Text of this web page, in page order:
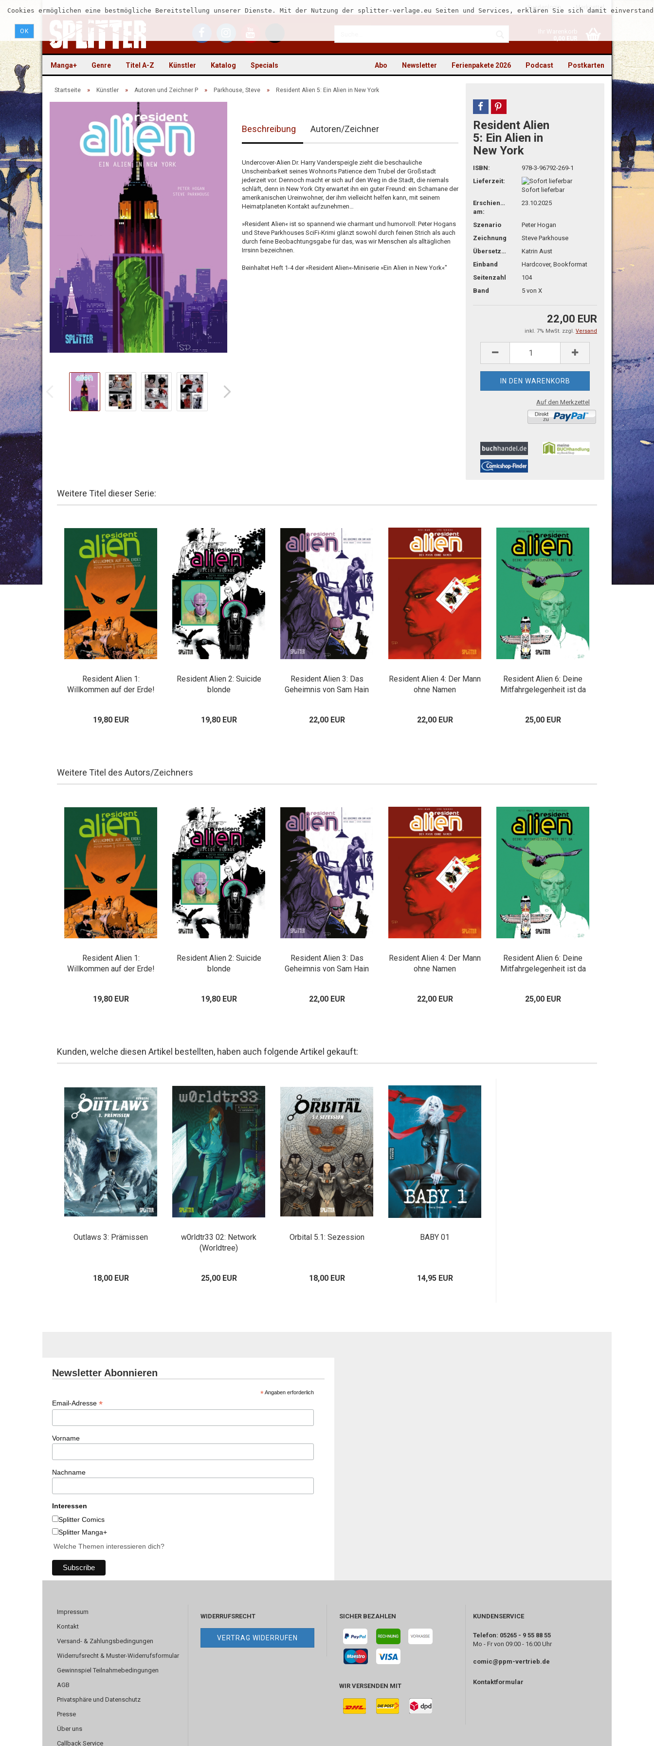
Kundenlogin
Passwort vergessen?
Merkzettel
Ihr Warenkorb
0,00 EUR
Cookies ermöglichen eine bestmögliche Bereitstellung unserer Dienste. Mit der Nutzung der splitter-verlage.eu Seiten und Services, erklären Sie sich damit
OK
Manga+ Genre Titel A-Z Künstler Katalog Specials Postkarten
Podcast
Ferienpakete 2026
Newsletter
Abo
Startseite » Künstler » Autoren und Zeichner P » Parkhouse, Steve » Resident Alien 5: Ein Alien in New York
Beschreibung Autoren/Zeichner
Undercover-Alien Dr. Harry Vanderspeigle zieht die beschauliche
Unscheinbarkeit seines Wohnorts Patience dem Trubel der Großstadt
jederzeit vor. Dennoch macht er sich auf den Weg in die Stadt, die niemals
schläft, denn in New York City erwartet ihn ein guter Freund: ein Schamane der
amerikanischen Ureinwohner, der ihm vielleicht helfen kann, mit seinem
Heimatplaneten Kontakt aufzunehmen…
»Resident Alien« ist so spannend wie charmant und humorvoll: Peter Hogans
und Steve Parkhouses SciFi-Krimi glänzt sowohl durch feinen Strich als auch
durch feine Beobachtungsgabe für das, was wir Menschen als alltäglichen
Irrsinn bezeichnen.
Beinhaltet Heft 1-4 der »Resident Alien«-Miniserie »Ein Alien in New York«"
teilen pin it
Resident Alien
5: Ein Alien in
New York
ISBN:
978-3-96792-269-1
Lieferzeit:
Sofort lieferbar
Erschienen
am:
23.10.2025
Szenario
Peter Hogan
Zeichnung
Steve Parkhouse
Übersetzg.
Katrin Aust
Einband
Hardcover, Bookformat
Seitenzahl
104
Band
5 von X
22,00 EUR
inkl. 7% MwSt. zzgl. Versand
Auf den Merkzettel
Weitere Titel dieser Serie:
Resident Alien 1:
Willkommen auf der Erde!
19,80 EUR
Resident Alien 2: Suicide
blonde
19,80 EUR
Resident Alien 3: Das
Geheimnis von Sam Hain
22,00 EUR
Resident Alien 4: Der Mann
ohne Namen
22,00 EUR
Resident Alien 6: Deine
Mitfahrgelegenheit ist da
25,00 EUR
Weitere Titel des Autors/Zeichners
Resident Alien 1:
Willkommen auf der Erde!
19,80 EUR
Resident Alien 2: Suicide
blonde
19,80 EUR
Resident Alien 3: Das
Geheimnis von Sam Hain
22,00 EUR
Resident Alien 4: Der Mann
ohne Namen
22,00 EUR
Resident Alien 6: Deine
Mitfahrgelegenheit ist da
25,00 EUR
Kunden, welche diesen Artikel bestellten, haben auch folgende Artikel gekauft:
Outlaws 3: Prämissen
18,00 EUR
w0rldtr33 02: Network
(Worldtree)
25,00 EUR
Orbital 5.1: Sezession
18,00 EUR
BABY 01
14,95 EUR
Newsletter Abonnieren
*Angaben erforderlich
Email-Adresse *
Vorname
Nachname
Interessen
Splitter Comics
Splitter Manga+
Welche Themen interessieren dich?
Impressum
Kontakt
Versand- & Zahlungsbedingungen
Widerrufsrecht & Muster-Widerrufsformular
Gewinnspiel Teilnahmebedingungen
AGB
Privatsphäre und Datenschutz
Presse
Über uns
Callback Service
WIDERRUFSRECHT
VERTRAG WIDERRUFEN
SICHER BEZAHLEN
WIR VERSENDEN MIT
KUNDENSERVICE
Telefon: 05265 - 9 55 88 55
Mo - Fr von 09:00 - 16:00 Uhr
comic@ppm-vertrieb.de
Kontaktformular